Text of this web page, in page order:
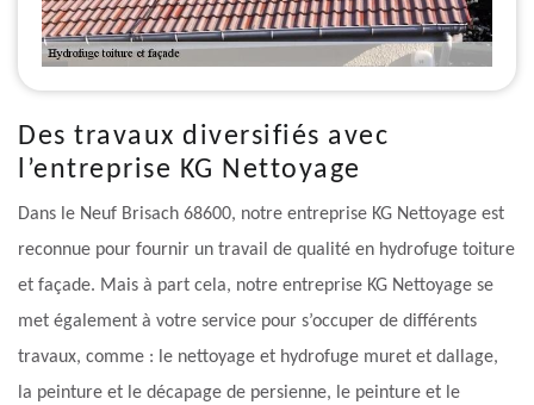
Des travaux diversifiés avec
l’entreprise KG Nettoyage
Dans le Neuf Brisach 68600, notre entreprise KG Nettoyage est
reconnue pour fournir un travail de qualité en hydrofuge toiture
et façade. Mais à part cela, notre entreprise KG Nettoyage se
met également à votre service pour s’occuper de différents
travaux, comme : le nettoyage et hydrofuge muret et dallage,
la peinture et le décapage de persienne, le peinture et le